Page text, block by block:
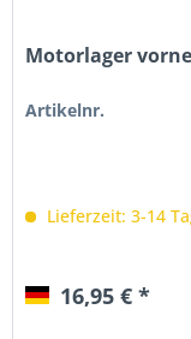
Motorlager vorne
Artikelnr.
Lieferzeit: 3-14
16,95 € *